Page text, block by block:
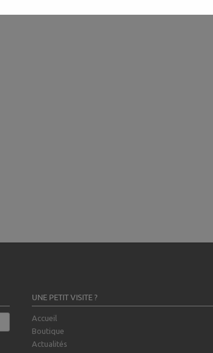
UNE PETIT VISITE ?
Accueil
Boutique
Actualités